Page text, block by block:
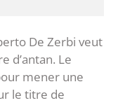
De Zerbi veut
d’antan. Le
mener une
le titre de